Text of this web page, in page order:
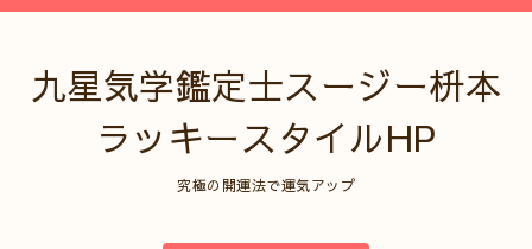
九星気学鑑定士スージー枡本
ラッキースタイルHP
究極の開運法で運気アップ